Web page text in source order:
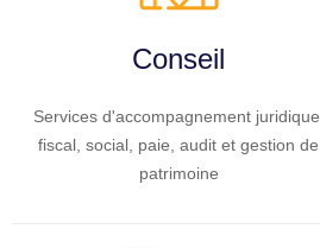
Conseil
Services d'accompagnement juridique,
fiscal, social, paie, audit et gestion de
patrimoine